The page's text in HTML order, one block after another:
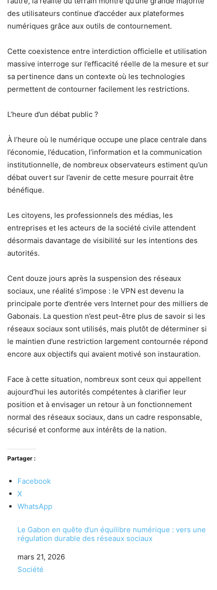
des utilisateurs continue d’accéder aux plateformes
numériques grâce aux outils de contournement.
Cette coexistence entre interdiction officielle et utilisation
massive interroge sur l’efficacité réelle de la mesure et sur
sa pertinence dans un contexte où les technologies
permettent de contourner facilement les restrictions.
L’heure d’un débat public ?
À l’heure où le numérique occupe une place centrale dans
l’économie, l’éducation, l’information et la communication
institutionnelle, de nombreux observateurs estiment qu’un
débat ouvert sur l’avenir de cette mesure pourrait être
bénéfique.
Les citoyens, les professionnels des médias, les
entreprises et les acteurs de la société civile attendent
désormais davantage de visibilité sur les intentions des
autorités.
Cent douze jours après la suspension des réseaux
sociaux, une réalité s’impose : le VPN est devenu la
principale porte d’entrée vers Internet pour des milliers de
Gabonais. La question n’est peut-être plus de savoir si les
réseaux sociaux sont utilisés, mais plutôt de déterminer si
le maintien d’une restriction largement contournée répond
encore aux objectifs qui avaient motivé son instauration.
Face à cette situation, nombreux sont ceux qui appellent
aujourd’hui les autorités compétentes à clarifier leur
position et à envisager un retour à un fonctionnement
normal des réseaux sociaux, dans un cadre responsable,
sécurisé et conforme aux intérêts de la nation.
Partager :
Facebook
X
WhatsApp
Le Gabon en quête d’un équilibre numérique : vers une
régulation durable des réseaux sociaux
Date
mars 21, 2026
Par rapport à
Société